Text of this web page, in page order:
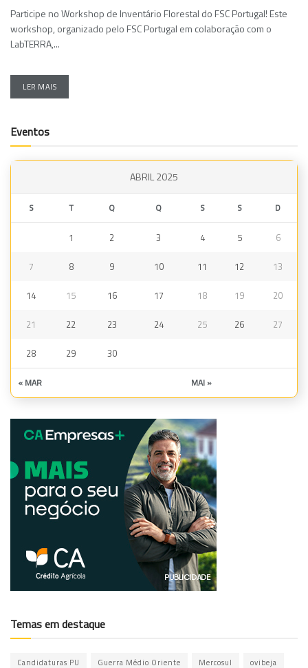
Participe no Workshop de Inventário Florestal do FSC Portugal! Este
workshop, organizado pelo FSC Portugal em colaboração com o
LabTERRA,...
LER MAIS
Eventos
ABRIL 2025
S T Q Q S S D
1 2 3 4 5 6
7 8 9 10 11 12 13
14 15 16 17 18 19 20
21 22 23 24 25 26 27
28 29 30
« MAR MAI »
Temas em destaque
Candidaturas PU Guerra Médio Oriente Mercosul ovibeja